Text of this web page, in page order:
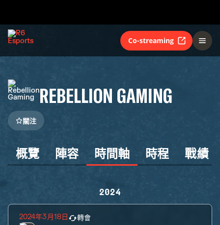
Co-streaming
REBELLION GAMING
關注
概覽 陣容 時間軸 時程 戰績
2024
2024年3月18日 轉會